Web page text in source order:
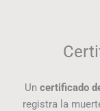
Un certificado
registra la